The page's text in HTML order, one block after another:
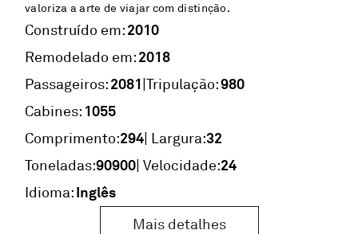
valoriza a arte de viajar com distinção.
Construído em:2010
Remodelado em:2018
Passageiros:2081|Tripulação:980
Cabines: 1055
Comprimento:294| Largura:32
Toneladas:90900| Velocidade:24
Idioma:Inglês
Mais detalhes